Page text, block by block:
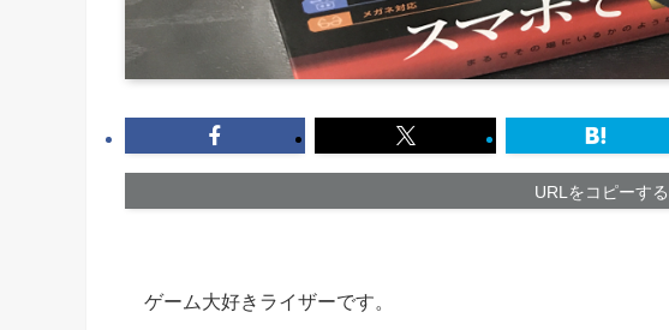
URLをコピーする
ゲーム大好きライザーです。